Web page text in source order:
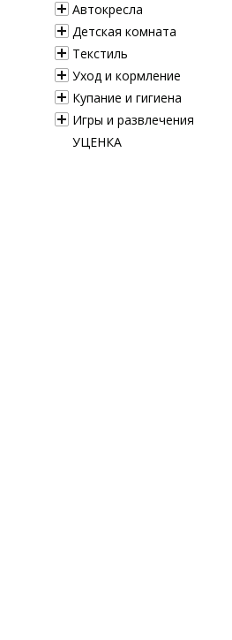
Автокресла
Детская комната
Текстиль
Уход и кормление
Купание и гигиена
Игры и развлечения
УЦЕНКА